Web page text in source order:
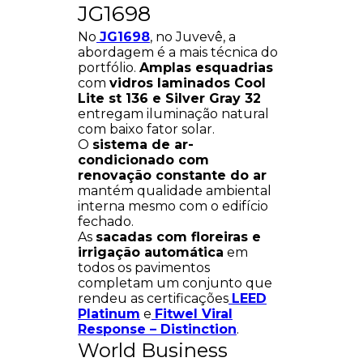
JG1698
No JG1698, no Juvevê, a
abordagem é a mais técnica do
portfólio. Amplas esquadrias
com vidros laminados Cool
Lite st 136 e Silver Gray 32
entregam iluminação natural
com baixo fator solar.
O sistema de ar-
condicionado com
renovação constante do ar
mantém qualidade ambiental
interna mesmo com o edifício
fechado.
As sacadas com floreiras e
irrigação automática em
todos os pavimentos
completam um conjunto que
rendeu as certificações LEED
Platinum e Fitwel Viral
Response – Distinction.
World Business